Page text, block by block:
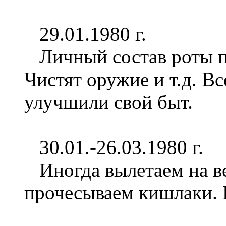
29.01.1980 г.
Личный состав роты
Чистят оружие и т.д.
улучшили свой быт.
30.01.-26.03.1980 г.
Иногда вылетаем на
прочесываем кишлаки.